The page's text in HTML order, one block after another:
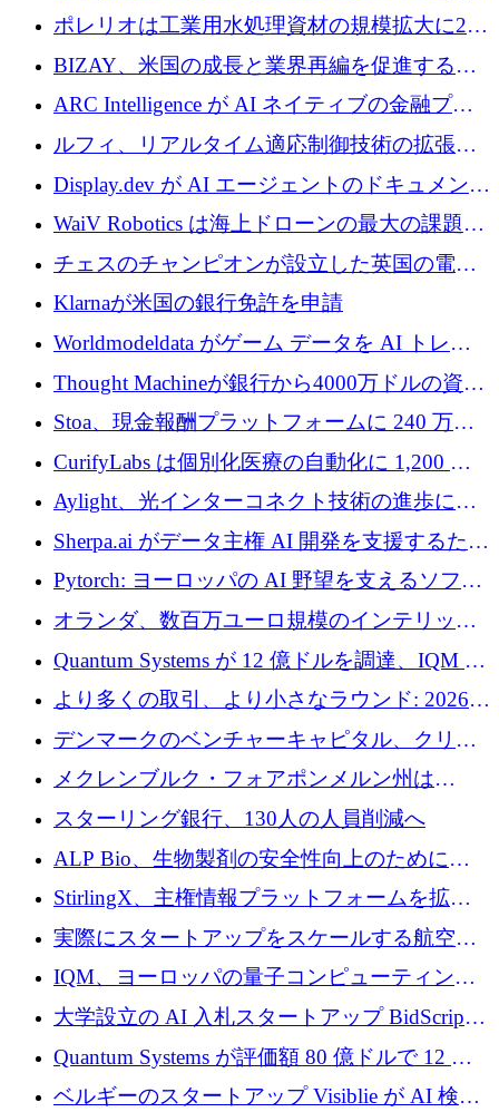
1,000 万人のユーザーに到達し、Whering が
700 万ドルを獲得
ポレリオは工業用水処理資材の規模拡大に240
万ユーロを確保
BIZAY、米国の成長と業界再編を促進するた
めに5,500万ドルを確保
ARC Intelligence が AI ネイティブの金融プラ
ットフォームを拡大するために 400 万ユーロ
ルフィ、リアルタイム適応制御技術の拡張に
810万ポンドを確保
Display.dev が AI エージェントのドキュメント
コラボレーションを強化するために 47 万ユー
WaiV Robotics は海上ドローンの最大の課題の
1 つをどのように解決しているか
チェスのチャンピオンが設立した英国の電池
材料スタートアップ TaiSan が 465 万ポンドを
Klarnaが米国の銀行免許を申請
Worldmodeldata がゲーム データを AI トレー
ニングに変えるために 700 万ポンドを獲得
Thought Machineが銀行から4000万ドルの資金
調達、年間収益1億ドルを突破
Stoa、現金報酬プラットフォームに 240 万ド
ルを確保
CurifyLabs は個別化医療の自動化に 1,200 万
ユーロを寄付
Aylight、光インターコネクト技術の進歩に向
けて450万ユーロのプレシードラウンドを終了
Sherpa.ai がデータ主権 AI 開発を支援するため
に 1,800 万ドルを調達
Pytorch: ヨーロッパの AI 野望を支えるソフト
ウェア層
オランダ、数百万ユーロ規模のインテリック
との提携で軍用ドローンにソフトウェアファ
ースト戦略を採用
Quantum Systems が 12 億ドルを調達、IQM が
米国の主要取引所で初の欧州量子企業とな
る、6 月に欧州のスタートアップ資金調達
より多くの取引、より小さなラウンド: 2026
年 6 月に欧州のスタートアップ資金調達
デンマークのベンチャーキャピタル、クリメ
ンタム・キャピタルが気候変動対策ハードウ
を確保
メクレンブルク・フォアポンメルン州は
Nextcloud を州全体に展開し、オープンソース
戦略を拡大
スターリング銀行、130人の人員削減へ
ALP Bio、生物製剤の安全性向上のために
Venture Kick から 16 万 1,000 ユーロを調達
StirlingX、主権情報プラットフォームを拡張
するためにシリーズ A で 2,000 万ドルを確保
実際にスタートアップをスケールする航空イ
ノベーション モデルを学ぶ
IQM、ヨーロッパの量子コンピューティング
企業として初めて米国の主要取引所に上場
大学設立の AI 入札スタートアップ BidScript
がプレシード資金総額 100 万ドルを突破
Quantum Systems が評価額 80 億ドルで 12 億
ドルを調達
ベルギーのスタートアップ Visiblie が AI 検索